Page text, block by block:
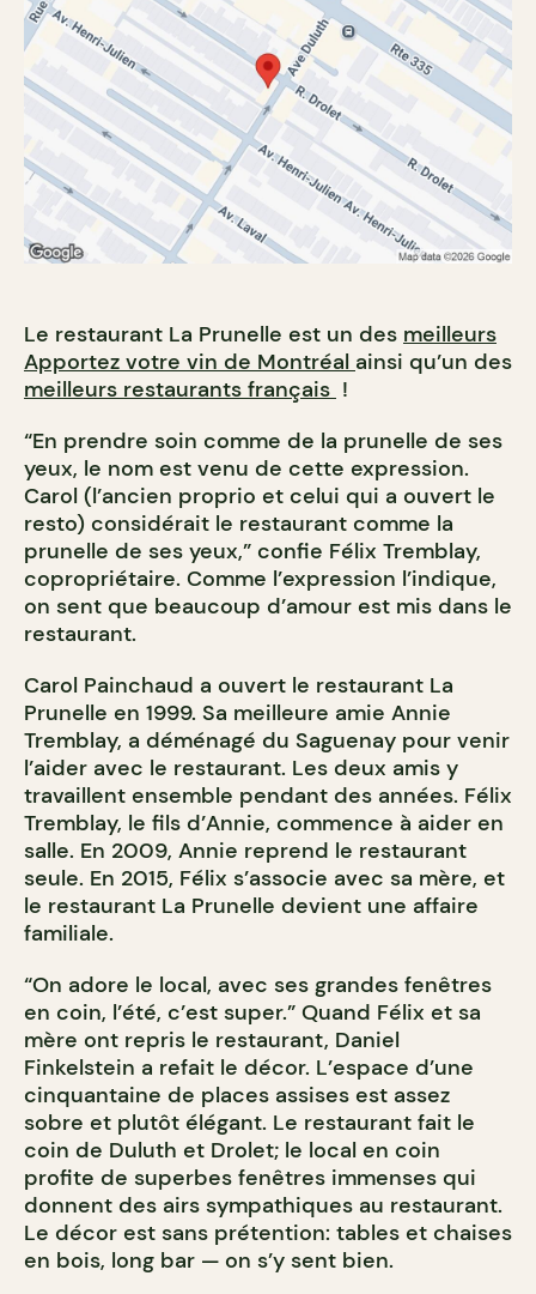
Le restaurant La Prunelle est un des meilleurs
Apportez votre vin de Montréal ainsi qu’un des
meilleurs restaurants français !
“En prendre soin comme de la prunelle de ses
yeux, le nom est venu de cette expression.
Carol (l’ancien proprio et celui qui a ouvert le
resto) considérait le restaurant comme la
prunelle de ses yeux,” confie Félix Tremblay,
copropriétaire. Comme l’expression l’indique,
on sent que beaucoup d’amour est mis dans le
restaurant.
Carol Painchaud a ouvert le restaurant La
Prunelle en 1999. Sa meilleure amie Annie
Tremblay, a déménagé du Saguenay pour venir
l’aider avec le restaurant. Les deux amis y
travaillent ensemble pendant des années. Félix
Tremblay, le fils d’Annie, commence à aider en
salle. En 2009, Annie reprend le restaurant
seule. En 2015, Félix s’associe avec sa mère, et
le restaurant La Prunelle devient une affaire
familiale.
“On adore le local, avec ses grandes fenêtres
en coin, l’été, c’est super.” Quand Félix et sa
mère ont repris le restaurant, Daniel
Finkelstein a refait le décor. L’espace d’une
cinquantaine de places assises est assez
sobre et plutôt élégant. Le restaurant fait le
coin de Duluth et Drolet; le local en coin
profite de superbes fenêtres immenses qui
donnent des airs sympathiques au restaurant.
Le décor est sans prétention: tables et chaises
en bois, long bar — on s’y sent bien.